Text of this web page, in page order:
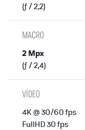
(ƒ / 2,2)
MACRO
2 Mpx
(ƒ / 2,4)
VÍDEO
4K @ 30/60 fps
FullHD 30 fps